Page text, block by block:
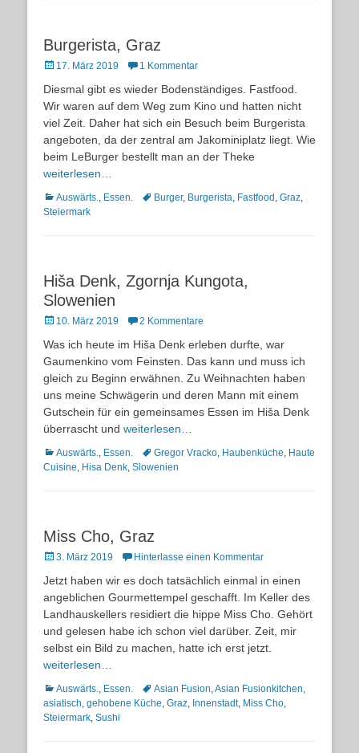
Burgerista, Graz
Posted17. März 2019 1 Kommentar
Diesmal gibt es wieder Bodenständiges. Fastfood.
Wir waren auf dem Weg zum Kino und hatten nicht
viel Zeit. Daher hat sich ein Besuch beim Burgerista
angeboten, da der zentral am Jakominiplatz liegt. Wie
beim LeBurger bestellt man an der Theke
weiterlesen…
Kategorien
Auswärts., Essen. Schlagworte
Burger, Burgerista, Fastfood , Graz,
Steiermark
Hiša Denk, Zgornja Kungota,
Slowenien
Posted10. März 2019 2 Kommentare
Was ich heute im Hiša Denk erleben durfte, war
Gaumenkino vom Feinsten. Das kann und muss ich
gleich zu Beginn erwähnen. Zu Weihnachten haben
uns meine Schwägerin und deren Mann mit einem
Gutschein für ein gemeinsames Essen im Hiša Denk
überrascht und weiterlesen…
Kategorien
Auswärts., Essen. Schlagworte
Gregor Vracko, Haubenküche, Haute
Cuisine, Hisa Denk, Slowenien
Miss Cho, Graz
Posted
3. März 2019 Hinterlasse einen Kommentar
Jetzt haben wir es doch tatsächlich einmal in einen
angeblichen Gourmettempel geschafft. Im Keller des
Landhauskellers residiert die hippe Miss Cho. Gehört
und gelesen habe ich schon viel darüber. Zeit, mir
selbst ein Bild zu machen, hatte ich erst jetzt.
weiterlesen…
Kategorien
Auswärts., Essen. Schlagworte
Asian Fusion,Asian Fusionkitchen,
asiatisch, gehobene Küche, Graz, Innenstadt, Miss Cho,
Steiermark, Sushi